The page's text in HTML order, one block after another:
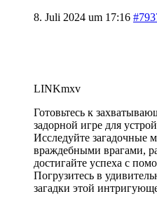
8. Juli 2024 um 17:16
LINKmxv
Готовьтесь к
задорной игре для
Исследуйте загадочные
враждебными врагами,
достигайте успеха с
Погрузитесь в
загадки этой